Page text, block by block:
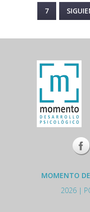
7
LOGO-
MOMENTO
2026 |